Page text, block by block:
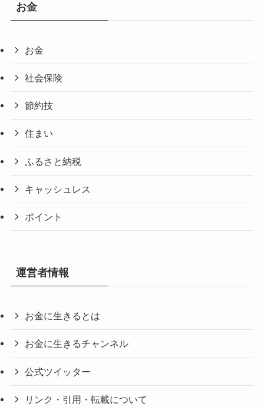
お金
お金
社会保険
節約技
住まい
ふるさと納税
キャッシュレス
ポイント
運営者情報
お金に生きるとは
お金に生きるチャンネル
公式ツイッター
リンク・引用・転載について